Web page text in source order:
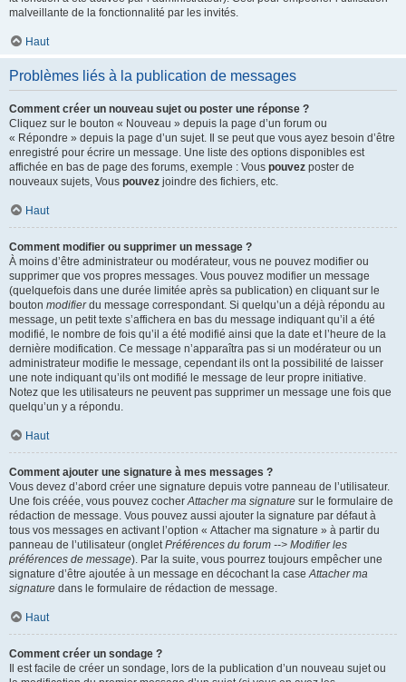
malveillante de la fonctionnalité par les invités.
Haut
Problèmes liés à la publication de messages
Comment créer un nouveau sujet ou poster une réponse ?
Cliquez sur le bouton « Nouveau » depuis la page d’un forum ou
« Répondre » depuis la page d’un sujet. Il se peut que vous ayez besoin d’être
enregistré pour écrire un message. Une liste des options disponibles est
affichée en bas de page des forums, exemple : Vous pouvez poster de
nouveaux sujets, Vous pouvez joindre des fichiers, etc.
Haut
Comment modifier ou supprimer un message ?
À moins d’être administrateur ou modérateur, vous ne pouvez modifier ou
supprimer que vos propres messages. Vous pouvez modifier un message
(quelquefois dans une durée limitée après sa publication) en cliquant sur le
bouton modifierdu message correspondant. Si quelqu’un a déjà répondu au
message, un petit texte s’affichera en bas du message indiquant qu’il a été
modifié, le nombre de fois qu’il a été modifié ainsi que la date et l’heure de la
dernière modification. Ce message n’apparaîtra pas si un modérateur ou un
administrateur modifie le message, cependant ils ont la possibilité de laisser
une note indiquant qu’ils ont modifié le message de leur propre initiative.
Notez que les utilisateurs ne peuvent pas supprimer un message une fois que
quelqu’un y a répondu.
Haut
Comment ajouter une signature à mes messages ?
Vous devez d’abord créer une signature depuis votre panneau de l’utilisateur.
Une fois créée, vous pouvez cocherAttacher ma signature sur le formulaire de
rédaction de message. Vous pouvez aussi ajouter la signature par défaut à
tous vos messages en activant l’option « Attacher ma signature » à partir du
panneau de l’utilisateur (ongletPréférences du forum --> Modifier les
préférences de message). Par la suite, vous pourrez toujours empêcher une
signature d’être ajoutée à un message en décochant la caseAttacher ma
signature dans le formulaire de rédaction de message.
Haut
Comment créer un sondage ?
Il est facile de créer un sondage, lors de la publication d’un nouveau sujet ou